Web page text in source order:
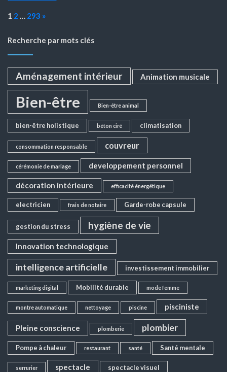
Page:
1 2 … 293 Next
»
Recherche par mots clés
Aménagement intérieur Animation musicale
Bien-être Bien-être animal
bien-être holistique béton ciré climatisation
consommation responsable couvreur
cérémonie de mariage developpement personnel
décoration intérieure efficacité énergétique
electricien frais de notaire Garde-robe capsule
gestion du stress hygiène de vie
Innovation technologique
intelligence artificielle investissement immobilier
marketing digital Mobilité durable mode femme
montre automatique nettoyage piscine pisciniste
Pleine conscience plomberie plombier
Pompe à chaleur restaurant santé Santé mentale
serrurier spectacle spectacle visuel